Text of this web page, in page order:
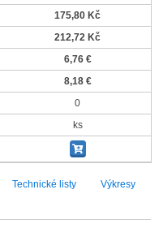
175,80 Kč
212,72 Kč
6,76 €
8,18 €
0
ks
Technické listy Výkresy